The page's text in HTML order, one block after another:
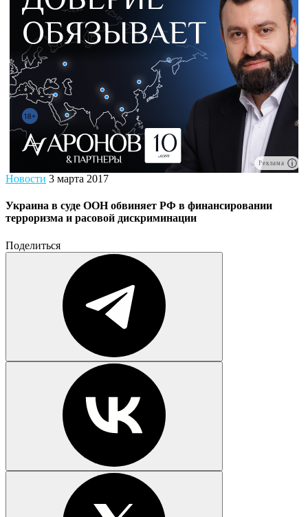
Реклама
Новости 3 марта 2017
Украина в суде ООН обвиняет РФ в финансировании
терроризма и расовой дискриминации
Поделиться